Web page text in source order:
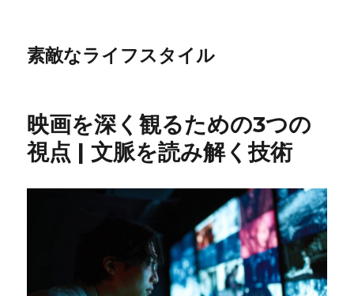
素敵なライフスタイル
映画を深く観るための3つの
視点 | 文脈を読み解く技術